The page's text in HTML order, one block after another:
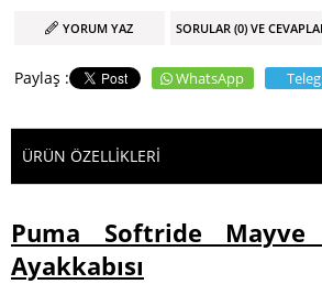
YORUM YAZ SORULAR (0) VE
WhatsApp
ÜRÜN ÖZELLIKLERI
Puma Softride Mayve
Ayakkabısı